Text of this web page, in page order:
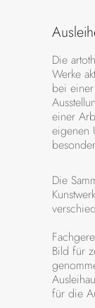
Die
Werke
bei
einer
eigenen
Die
Bild für
für die